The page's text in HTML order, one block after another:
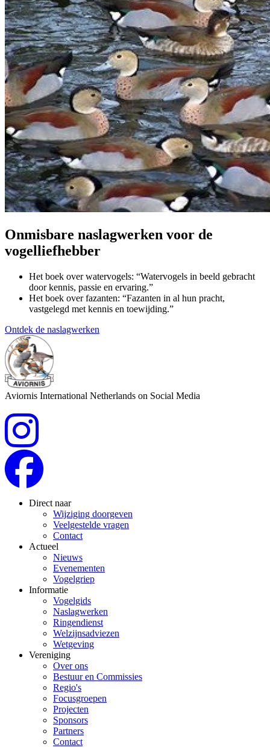
Onmisbare naslagwerken voor de
vogelliefhebber
Het boek over watervogels: “Watervogels in beeld gebracht
door kennis, passie en ervaring.”
Het boek over fazanten: “Fazanten in al hun pracht,
vastgelegd met kennis en toewijding.”
Ontdek de naslagwerken
Aviornis International Netherlands on Social Media
Direct naar
Wijziging doorgeven
Veelgestelde vragen
Contact
Actueel
Nieuws
Evenementen
Vogelgriep
Informatie
Vogelgids
Naslagwerken
Ringendienst
Welzijnsadviezen
Wetgeving
Vereniging
Over ons
Bestuur en Commissies
Regio's
Focusgroepen
Projecten
Sponsors
Partners
Contact